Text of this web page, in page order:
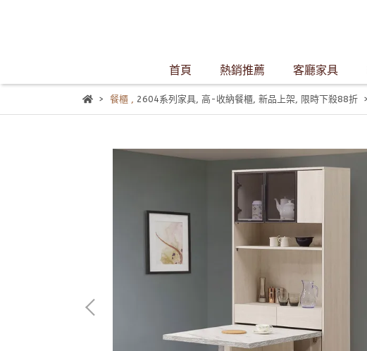
首頁 熱銷推薦 客廳家具
餐櫃, 2604系列家具, 高-收納餐櫃, 新品上架, 限時下殺88折